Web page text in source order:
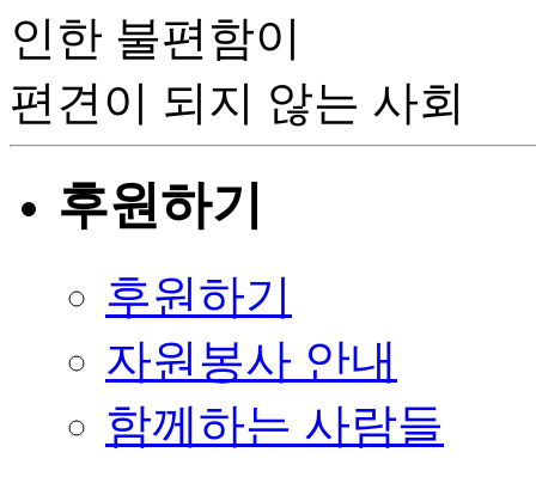
인한 불편함이
편견이 되지 않는 사회
후원하기
후원하기
자원봉사 안내
함께하는 사람들